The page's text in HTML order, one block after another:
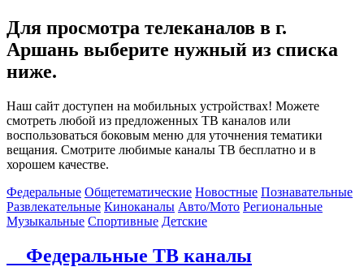
Для просмотра телеканалов в г.
Аршань выберите нужный из списка
ниже.
Наш сайт доступен на мобильных устройствах! Можете
смотреть любой из предложенных ТВ каналов или
воспользоваться боковым меню для уточнения тематики
вещания. Смотрите любимые каналы ТВ бесплатно и в
хорошем качестве.
Федеральные Общетематические Новостные Познавательные
Развлекательные Киноканалы Авто/Мото Региональные
Музыкальные Спортивные Детские
Федеральные ТВ каналы